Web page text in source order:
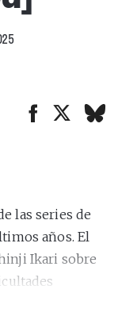
las series de
años. El
Ikari sobre